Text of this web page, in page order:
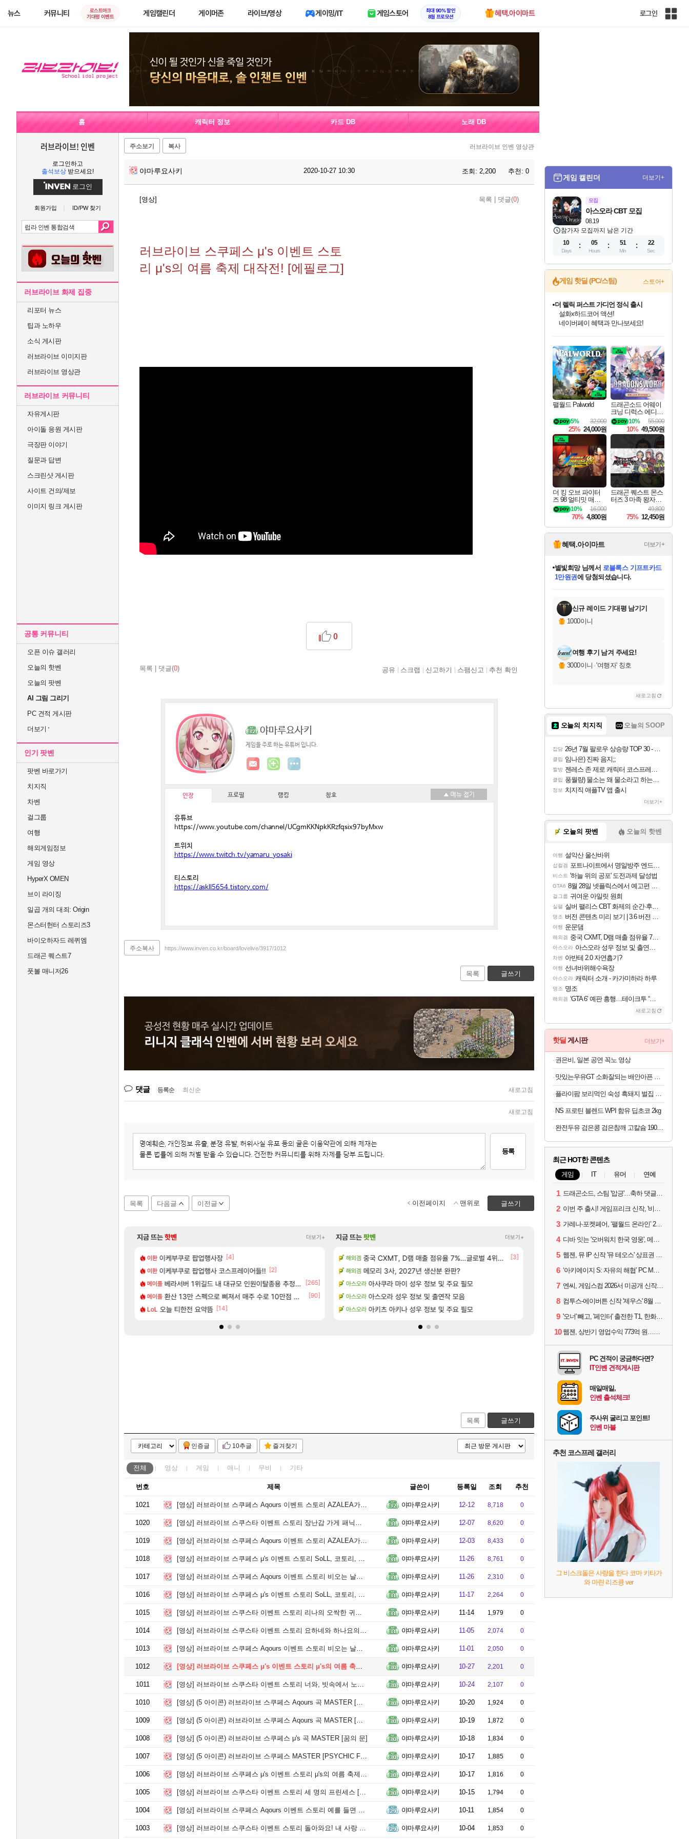
뉴스 커뮤니티
로스트아크
기대평 이벤트
게임캘린더 게이머존 라이브/영상 게이밍/IT 게임스토어
최대 90% 할인
8월 프로모션
혜택.아이마트 로그인
인
홈 캐릭터 정보 카드 DB 노래 DB
러브라이브! 인벤
로그인하고
출석보상 받으세요!
로그인
회원가입 ID/PW 찾기
러브라이브 화제 집중
리포터 뉴스
팁과 노하우
소식 게시판
러브라이브 이미지판
러브라이브 영상관
러브라이브 커뮤니티
자유게시판
아이돌 응원 게시판
극장판 이야기
질문과 답변
스크린샷 게시판
사이트 건의/제보
이미지 링크 게시판
공통 커뮤니티
오픈 이슈 갤러리
오늘의 핫벤
오늘의 팟벤
AI 그림 그리기
PC 견적 게시판
더보기
인기 팟벤
팟벤 바로가기
치지직
차벤
걸그룹
여행
해외게임정보
게임 영상
HyperX OMEN
브이 라이징
일곱 개의 대죄: Origin
몬스터헌터 스토리즈3
바이오하자드 레퀴엠
드래곤 퀘스트7
풋볼 매니저26
주소보기 복사 러브라이브 인벤 영상관
야마루요사키 2020-10-27 10:30 조회: 2,200 추천: 0
[영상] 목록 댓글(0)
러브라이브 스쿠페스 μ's 이벤트 스토
리 μ's의 여름 축제 대작전! [에필로그]
목록 댓글(0)
0
공유 스크랩 신고하기 스팸신고 추천 확인
야마루요사키
게임을 주로 하는 유튜버 입니다.
인장 프로필 랭킹 칭호
유튜브
https://www.youtube.com/channel/UCgmKKNpkKRzfqsix97byMxw
트위치
https://www.twitch.tv/yamaru_yosaki
티스토리
https://askll5654.tistory.com/
주소복사 https://www.inven.co.kr/board/lovelive/3917/1012
목록 글쓰기
댓글 등록순 최신순 새로고침
새로고침
등록
목록 다음글 이전글 글쓰기
이전페이지 맨위로
지금 뜨는핫벤 더보기+
이환 이케부쿠로 팝업행사장 [4]
이환 이케부쿠로 팝업행사 코스프레이어들!! [2]
메이플 베라서버 1위길드 내 대규모 인원이탈종용 추정사건
[265]
메이플 환산 13만 스펙으로 삐져서 매주 수로 10만점 치고있으면 ㅋㅋ
[90]
LoL 오늘 티한전 요약뜸 [14]
디아2 15기래더 패치노트 별거 없네요~없데이트수준?
리니지M 오만9층 주긴주는군요? [17]
메이플 태극기 또 거꾸로 해놨네 미친것들 ㅋㅋㅋ
리니지M 와 와 와 이게 나에게도? [23]
LoL t1 3세트 진 이유 [29]
메이플 분내학개론 [173]
메이플 ㅇㅂ ) 재밌게 까네 [59]
로아 애초에 홀딩저가가 짜치는게 이거임 ㅋㅋ
와우 아이템매니아에 골드팔아 월 2천만원 넘게 버는 인간
지금 뜨는팟벤 더보기+
비스트 모든 엘리트 골렘 위치 공략 (30개) - 방랑 결투가
비스트 모든 요리/작물 책 획득 위치 공략 (36개) - 미식가 도전과제
섭컬겜 무한대 아난타 유출과 앞으로의 예상 (루머)
PV 라스트 에포크 시즌5 - 서리화신의 분노 티저
해외겜 ‘GTA 6’ 예판 흥행…테이크투 “내부 예상 크게 넘어”
해외겜 중국 CXMT, D램 매출 점유율 7%…글로벌 4위로 부상
[3]
해외겜 메모리 3사, 2027년 생산분 완판?
아스오라 아사쿠라 마이 성우 정보 및 주요 필모
아스오라 아스오라 성우 정보 및 출연작 모음
아스오라 아키츠 아키나 성우 정보 및 주요 필모
선녀바위해수욕장
GTA6 8월 28일 넷플릭스에서 예고편 공개 예정
비스트 모든 바우에라 업그레이드 아이템 획득 위치 공
아스오라 카가미하라 하루 성우 정보 및 주요 필모
목록 글쓰기
인증글 10추글 즐겨찾기
전체 영상 게임 애니 무비 기타
번호 제목 글쓴이 등록일 조회 추천
1021 [영상] 러브라이브 스쿠페스 Aqours 이벤트 스토리 AZALEA가 나아갈 길! [에필로그] 야마루요사키 12-12 8,718 0
1020 [영상] 러브라이브 스쿠스타 이벤트 스토리 장난감 가게 패닉☆ [제 1화 ~ 제 7화] 야마루요사키 12-07 8,620 0
1019 [영상] 러브라이브 스쿠페스 Aqours 이벤트 스토리 AZALEA가 나아갈 길! [프롤로그 ~ 5화] 야마루요사키 12-03 8,433 0
1018 [영상] 러브라이브 스쿠페스 μ's 이벤트 스토리 SoLL, 코토리, 그리고 Printemps [에필로그] 야마루요사키 11-26 8,761 0
1017 [영상] 러브라이브 스쿠페스 Aqours 이벤트 스토리 비오는 날을 더 즐겁게 [에필로그] 야마루요사키 11-26 2,310 0
1016 [영상] 러브라이브 스쿠페스 μ's 이벤트 스토리 SoLL, 코토리, 그리고 Printemps [프롤로그 ~ 5화] 야마루요사키 11-17 2,264 0
1015 [영상] 러브라이브 스쿠스타 이벤트 스토리 리나의 오싹한 귀신의 집 [제 1화 ~ 제 7화] 야마루요사키 11-14 1,979 0
1014 [영상] 러브라이브 스쿠스타 이벤트 스토리 요하네와 하나요의 사건 수첩 [제 1화 ~ 제 7화] 야마루요사키 11-05 2,074 0
1013 [영상] 러브라이브 스쿠페스 Aqours 이벤트 스토리 비오는 날을 더 즐겁게 [프롤로그 ~ 5화] 야마루요사키 11-01 2,050 0
1012 [영상] 러브라이브 스쿠페스 μ's 이벤트 스토리 μ's의 여름 축제 대작전! [에필로그] 야마루요사키 10-27 2,201 0
1011 [영상] 러브라이브 스쿠스타 이벤트 스토리 너와, 빗속에서 노래를 [제 1화 ~ 제 7화] 야마루요사키 10-24 2,107 0
1010 [영상] (5 아이콘) 러브라이브 스쿠페스 Aqours 곡 MASTER [근미래 해피엔드] 야마루요사키 10-20 1,924 0
1009 [영상] (5 아이콘) 러브라이브 스쿠페스 Aqours 곡 MASTER [WATER BLUE NEW WORLD] 야마루요사키 10-19 1,872 0
1008 [영상] (5 아이콘) 러브라이브 스쿠페스 μ's 곡 MASTER [꿈의 문] 야마루요사키 10-18 1,834 0
1007 [영상] (5 아이콘) 러브라이브 스쿠페스 MASTER [PSYCHIC FIRE] 야마루요사키 10-17 1,885 0
1006 [영상] 러브라이브 스쿠페스 μ's 이벤트 스토리 μ's의 여름 축제 대작전! [프롤로그 ~ 5화] 야마루요사키 10-17 1,816 0
1005 [영상] 러브라이브 스쿠스타 이벤트 스토리 세 명의 프린세스 [제 1화 ~ 제 7화] 야마루요사키 10-15 1,794 0
1004 [영상] 러브라이브 스쿠페스 Aqours 이벤트 스토리 예를 들면 이런 차 모임에 [에필로그] 야마루요사키 10-11 1,854 0
1003 [영상] 러브라이브 스쿠스타 이벤트 스토리 돌아와요! 내 사랑 라면 [제 1화 ~ 제 7화] 야마루요사키 10-04 1,853 0
게임 캘린더 더보기+
모집
08.19
아스오라 CBT 모집
참가자 모집까지 남은 기간
10
Days
05
Hours
51
Min
21
Sec
게임 핫딜 (PC/스팀) 스토어+
최대 90% 할인가를 만나보세요!
네이버혜택과 함께 만나보세요!
50%할인&추가 적립까지!
네이버 포인트 혜택까지!
이니&베니 혜택까지!
네이버 혜택가와 함께 예약하세요!
할인&네이버혜택으로 만나보세요!
더 렐릭 퍼스트 가디언 정식 출시
설화x하드코어 액션!
네이버페이 혜택과 만나보세요!
40주년 프로모션으로 만나보세요!
할인가에 만나보세요!
일부 에디션 상시 할인!
혜택으로 예약 판매 중
편안하게 충전하세요
팰월드 Palworld
32,000
5%
25% 24,000원
드래곤소드 어웨이
크닝 디럭스 에디션
DragonSword Awake
ning Deluxe Edition
55,000
10%
10% 49,500원
더 킹 오브 파이터
즈 98 얼티밋 매치
파이널 에디션 THE
KING OF FIGHTER
S 98 ULTIMATE MA
TCH FINAL EDITIO
N
16,000
10%
70% 4,800원
드래곤 퀘스트 몬스
터즈 3 마족 왕자와
엘프의 여행 Dragon
Quest Monsters The
Dark Prince
49,800
75% 12,450원
혜택.아이마트 더보기+
교환.
당첨되셨습니다.
당첨되셨습니다.
당첨되셨습니다.
별빛희망님께서 로블록스 기프트카드
1만원권에 당첨되셨습니다.
당첨되셨습니다.
당첨되셨습니다.
당첨되셨습니다.
당첨되셨습니다.
에디션 (스팀코드)를 교환.
당첨되셨습니다.
신규 레이드 기대평 남기기
1000이니
여행 후기 남겨 주세요!
3000이니 ·'여행자' 칭호
새로고침
오늘의 치지직 오늘의 SOOP
잡담 26년 7월 팔로우 상승량 TOP 30 - 월간 치지직
클립 임나은) 진짜 음지;;
짤방 젠레스 존 제로 캐릭터 코스프레한 꽁주
클립 풍월량) 물소는 왜 물소라고 하는거야? 아! 그만 ㅋㅋ 알았어 ㅋㅋ
정보 치지직 애플TV 앱 출시
더보기+
오늘의 팟벤 오늘의 핫벤
여행 설악산 울산바위
섭컬겜 포트나이트에서 명일방주 엔드필드 [펠리카] 판매 예정
비스트 '하늘 위의 공포' 도전과제 달성법
GTA6 8월 28일 넷플릭스에서 예고편 공개 예정
걸그룹 귀여운 아일릿 원희
실팰 실버 팰리스 CBT 화제의 순간·후기 모음
명조 버전 콘텐츠 미리 보기 | 3.6 버전 「신기루 속 등불 그림자, 속세에 깃든 검의 결심」이 8월 20일에 업데이트됩니다!
여행 운문댐
해외겜 중국 CXMT, D램 매출 점유율 7%…글로벌 4위로 부상
아스오라 아스오라 성우 정보 및 출연작 모음
차벤 아반테 2.0 자연흡기?
여행 선녀바위해수욕장
아스오라 캐릭터 소개 - 카가미하라 하루
명조 명조
해외겜 ‘GTA 6’ 예판 흥행…테이크투 “내부 예상 크게 넘어”
새로고침
핫딜 게시판 더보기+
권은비, 일본 공연 꼭노 영상
맛있는우유GT 소화잘되는 배안아픈 저지방우유 180ml x 48개
플라이팜 보리먹인 숙성 흑돼지 벌집 두툼 삼겹살 HACCP 2kg
NS 프로틴 블렌드 WPI 함유 딥초코 2kg
완전두유 검은콩 검은참깨 고칼슘 190ml x 60개
최근 HOT한 콘텐츠
게임 IT 유머 연예
1 드래곤소드, 스팀 '압긍'…축하 댓글 달고 게임 코드 받자!
2 이번 주 출시! 게임프리크 신작, '비스트 오브 리인카네이션'
3 가레나·포켓페어, ‘팰월드 온라인’ 2026년 출시 예고
4 디바 잇는 '오버워치 한국 영웅', 메카 파일럿 디몬 나온다
5 웹젠, 뮤 IP 신작 '뮤 테오스' 상표권 출원
6 ‘아키에이지 S: 자유의 해협’ PC MMORPG로 개발한다
7 엔씨, 게임스컴 2026서 미공개 신작 최초 공개
8 컴투스-에이버튼 신작 '제우스' 8월 26일 출시…"모두를 위한 경쟁"
9 '오너' 빼고, '페인터' 출전한 T1, 한화생명에 패배
10 웹젠, 상반기 영업수익 773억 원…순이익 89% 증가
PC 견적이 궁금하다면?
IT인벤 견적게시판
매일매일,
인벤 출석체크!
주사위 굴리고 포인트!
인벤 마블
추천 코스프레 갤러리
그 비스크돌은 사랑을 한다 코마 키타가
와 마린 리즈큥 ver